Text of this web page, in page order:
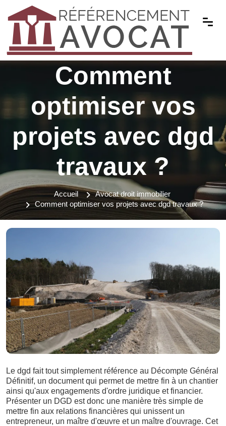
Comment
optimiser vos
projets avec dgd
travaux ?
Accueil
Avocat droit immobilier
Comment optimiser vos projets avec dgd travaux ?
Le dgd fait tout simplement référence au Décompte Général
Définitif, un document qui permet de mettre fin à un chantier
ainsi qu'aux engagements d'ordre juridique et financier.
Présenter un DGD est donc une manière très simple de
mettre fin aux relations financières qui unissent un
entrepreneur, un maître d'œuvre et un maître d'ouvrage. Cet